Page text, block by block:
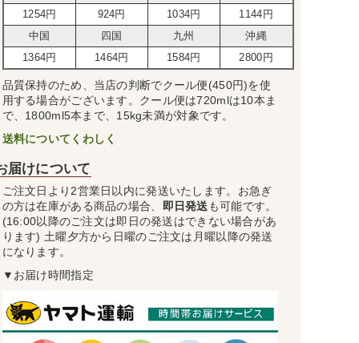
1254円 924円 1034円
1144円
中国
四国 九州
沖縄
1364円
1464円 1584円 2800円
品質保持のため、当店の判断でクール便(450円)を使
用する場合がございます。クール便は720mlは10本ま
で、1800ml5本まで、15kg未満が対象です。
送料についてくわしく
届けについて
ご注文日より2営業日以内に発送いたします。お急ぎ
の方は在庫がある商品の場合、 即日発送も可能です。
(16:00以降のご注文は即日の発送はできない場合があ
ります) 土曜夕方から日曜のご注文は月曜以降の発送
になります。
▼お届け時間指定